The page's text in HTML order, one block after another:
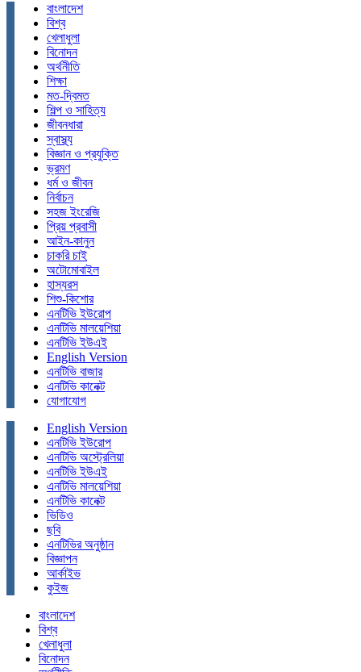
বাংলাদেশ
বিশ্ব
খেলাধুলা
বিনোদন
অর্থনীতি
শিক্ষা
মত-দ্বিমত
শিল্প ও সাহিত্য
জীবনধারা
স্বাস্থ্য
বিজ্ঞান ও প্রযুক্তি
ভ্রমণ
ধর্ম ও জীবন
নির্বাচন
সহজ ইংরেজি
প্রিয় প্রবাসী
আইন-কানুন
চাকরি চাই
অটোমোবাইল
হাস্যরস
শিশু-কিশোর
এনটিভি ইউরোপ
এনটিভি মালয়েশিয়া
এনটিভি ইউএই
English Version
এনটিভি বাজার
এনটিভি কানেক্ট
যোগাযোগ
English Version
এনটিভি ইউরোপ
এনটিভি অস্ট্রেলিয়া
এনটিভি ইউএই
এনটিভি মালয়েশিয়া
এনটিভি কানেক্ট
ভিডিও
ছবি
এনটিভির অনুষ্ঠান
বিজ্ঞাপন
আর্কাইভ
কুইজ
বাংলাদেশ
বিশ্ব
খেলাধুলা
বিনোদন